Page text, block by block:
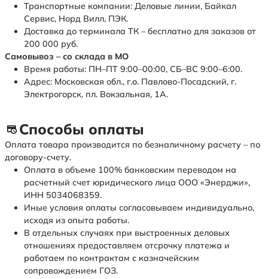
Транспортные компании: Деловые линии, Байкал
Сервис, Норд Вилл, ПЭК.
Доставка до терминала ТК – бесплатно для заказов от
200 000 руб.
Самовывоз – со склада в МО
Время работы: ПН–ПТ 9:00–00:00, СБ–ВС 9:00–6:00.
Адрес: Московская обл., г.о. Павлово-Посадский, г.
Электрогорск, пл. Вокзальная, 1А.
Способы оплаты
Оплата товара производится по безналичному расчету – по
договору-счету.
Оплата в объеме 100% банковским переводом на
расчетный счет юридического лица ООО «Энерджи»,
ИНН 5034068359.
Иные условия оплаты согласовываем индивидуально,
исходя из опыта работы.
В отдельных случаях при выстроенных деловых
отношениях предоставляем отсрочку платежа и
работаем по контрактам с казначейским
сопровождением ГОЗ.